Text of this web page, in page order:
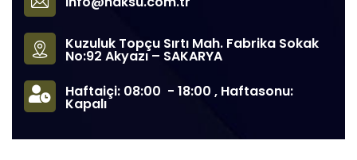
Kuzuluk Topçu Sırtı Mah. Fabrika Sokak
No:92 Akyazı – SAKARYA
Haftaiçi: 08:00 - 18:00 , Haftasonu:
Kapalı